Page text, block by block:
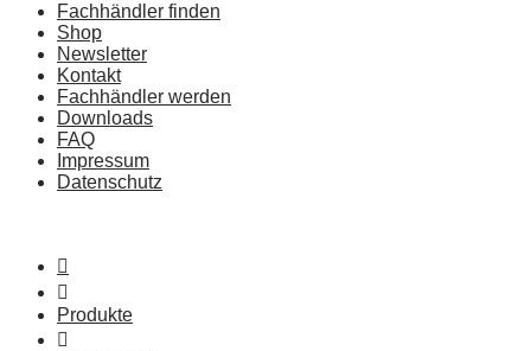
Fachhändler finden
Shop
Newsletter
Kontakt
Fachhändler werden
Downloads
FAQ
Impressum
Datenschutz
Produkte